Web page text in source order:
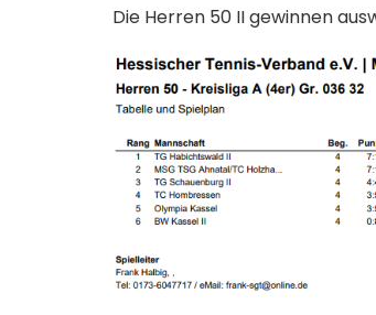
Die Herren 50 II gewinnen